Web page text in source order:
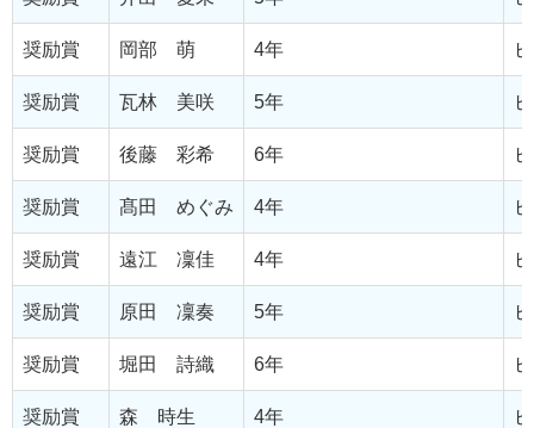
奨励賞 岡部 萌 4年
奨励賞 瓦林 美咲 5年
奨励賞 後藤 彩希 6年
奨励賞 髙田 めぐみ 4年
奨励賞 遠江 凜佳 4年
奨励賞 原田 凜奏 5年
奨励賞 堀田 詩織 6年
奨励賞 森 時生 4年